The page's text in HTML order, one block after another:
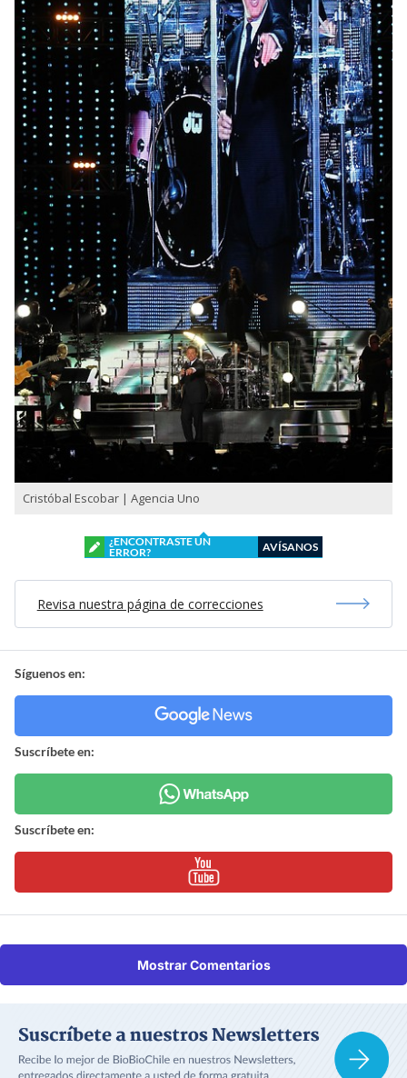
Cristóbal Escobar | Agencia Uno
¿ENCONTRASTE UN
ERROR?
AVÍSANOS
Revisa nuestra página de correcciones
Síguenos en:
Suscríbete en:
Suscríbete en:
Mostrar Comentarios